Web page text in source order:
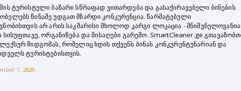
ტურისტული ბაზარი სწრაფად ვითარდება და გასაქირავებელი ბინების
წინაშე უდგათ მზარდი კონკურენცია. წარმატებული
არ არის საკმარისი მხოლოდ კარგი ლოკაცია - მნიშვნელოვანია
სისუფთავე, ორგანიზება და მისაღები გარემო. SmartCleaner.ge გთავაზობთ
მიდგომას, რომელიც ხდის თქვენს ბინას კონკურენტუნარიან და
ტურისტებისთვის.
1, 2025